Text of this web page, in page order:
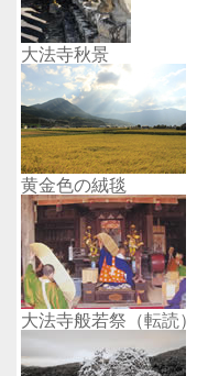
大法寺秋景
黄金色の絨毯
大法寺般若祭（転読）